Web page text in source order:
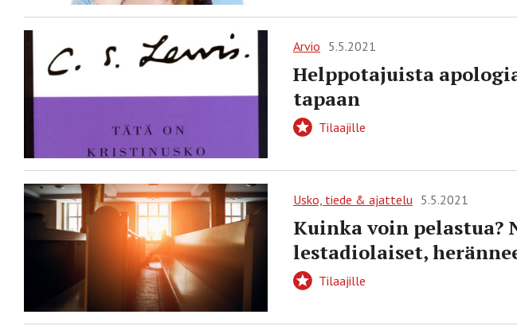
Arvio 5.5.2021
Helppotajuista
tapaan
Tilaajille
Usko, tiede & ajattelu 5.5.2021
Kuinka voin pelastua?
lestadiolaiset,
Tilaajille